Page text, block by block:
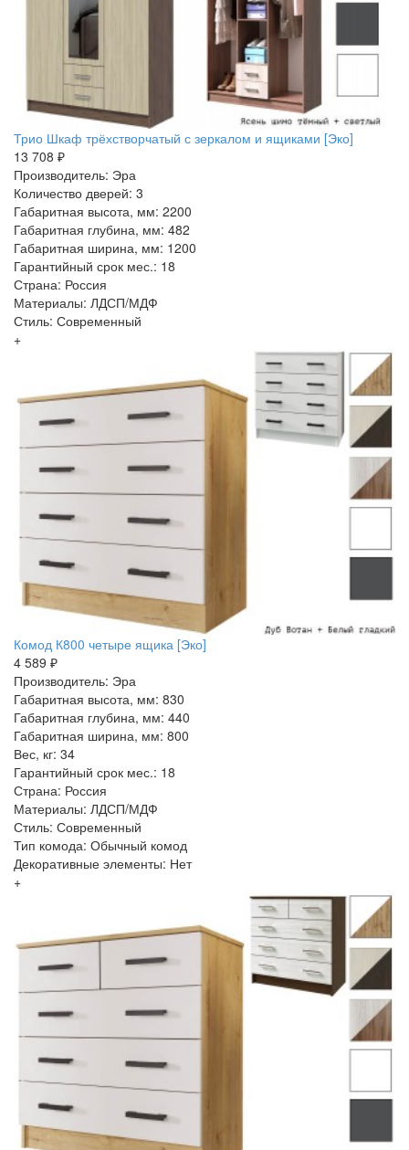
Трио Шкаф трёхстворчатый с зеркалом и ящиками [Эко]
13 708 ₽
Производитель: Эра
Количество дверей: 3
Габаритная высота, мм: 2200
Габаритная глубина, мм: 482
Габаритная ширина, мм: 1200
Гарантийный срок мес.: 18
Страна: Россия
Материалы: ЛДСП/МДФ
Стиль: Современный
+
Комод К800 четыре ящика [Эко]
4 589 ₽
Производитель: Эра
Габаритная высота, мм: 830
Габаритная глубина, мм: 440
Габаритная ширина, мм: 800
Вес, кг: 34
Гарантийный срок мес.: 18
Страна: Россия
Материалы: ЛДСП/МДФ
Стиль: Современный
Тип комода: Обычный комод
Декоративные элементы: Нет
+